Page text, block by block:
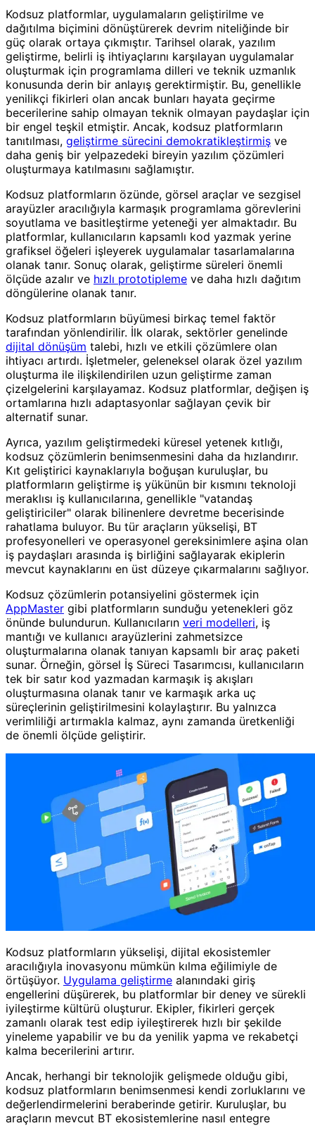
Kodsuz platformlar, uygulamaların geliştirilme ve
dağıtılma biçimini dönüştürerek devrim niteliğinde bir
güç olarak ortaya çıkmıştır. Tarihsel olarak, yazılım
geliştirme, belirli iş ihtiyaçlarını karşılayan uygulamalar
oluşturmak için programlama dilleri ve teknik uzmanlık
konusunda derin bir anlayış gerektirmiştir. Bu, genellikle
yenilikçi fikirleri olan ancak bunları hayata geçirme
becerilerine sahip olmayan teknik olmayan paydaşlar için
bir engel teşkil etmiştir. Ancak, kodsuz platformların
tanıtılması, geliştirme sürecini demokratikleştirmiş ve
daha geniş bir yelpazedeki bireyin yazılım çözümleri
oluşturmaya katılmasını sağlamıştır.
Kodsuz platformların özünde, görsel araçlar ve sezgisel
arayüzler aracılığıyla karmaşık programlama görevlerini
soyutlama ve basitleştirme yeteneği yer almaktadır. Bu
platformlar, kullanıcıların kapsamlı kod yazmak yerine
grafiksel öğeleri işleyerek uygulamalar tasarlamalarına
olanak tanır. Sonuç olarak, geliştirme süreleri önemli
ölçüde azalır ve hızlı prototipleme ve daha hızlı dağıtım
döngülerine olanak tanır.
Kodsuz platformların büyümesi birkaç temel faktör
tarafından yönlendirilir. İlk olarak, sektörler genelinde
dijital dönüşüm talebi, hızlı ve etkili çözümlere olan
ihtiyacı artırdı. İşletmeler, geleneksel olarak özel yazılım
oluşturma ile ilişkilendirilen uzun geliştirme zaman
çizelgelerini karşılayamaz. Kodsuz platformlar, değişen iş
ortamlarına hızlı adaptasyonlar sağlayan çevik bir
alternatif sunar.
Ayrıca, yazılım geliştirmedeki küresel yetenek kıtlığı,
kodsuz çözümlerin benimsenmesini daha da hızlandırır.
Kıt geliştirici kaynaklarıyla boğuşan kuruluşlar, bu
platformların geliştirme iş yükünün bir kısmını teknoloji
meraklısı iş kullanıcılarına, genellikle "vatandaş
geliştiriciler" olarak bilinenlere devretme becerisinde
rahatlama buluyor. Bu tür araçların yükselişi, BT
profesyonelleri ve operasyonel gereksinimlere aşina olan
iş paydaşları arasında iş birliğini sağlayarak ekiplerin
mevcut kaynaklarını en üst düzeye çıkarmalarını sağlıyor.
Kodsuz çözümlerin potansiyelini göstermek için
AppMaster gibi platformların sunduğu yetenekleri göz
önünde bulundurun. Kullanıcıların veri modelleri, iş
mantığı ve kullanıcı arayüzlerini zahmetsizce
oluşturmalarına olanak tanıyan kapsamlı bir araç paketi
sunar. Örneğin, görsel İş Süreci Tasarımcısı, kullanıcıların
tek bir satır kod yazmadan karmaşık iş akışları
oluşturmasına olanak tanır ve karmaşık arka uç
süreçlerinin geliştirilmesini kolaylaştırır. Bu yalnızca
verimliliği artırmakla kalmaz, aynı zamanda üretkenliği
de önemli ölçüde geliştirir.
Kodsuz platformların yükselişi, dijital ekosistemler
aracılığıyla inovasyonu mümkün kılma eğilimiyle de
örtüşüyor. Uygulama geliştirme alanındaki giriş
engellerini düşürerek, bu platformlar bir deney ve sürekli
iyileştirme kültürü oluşturur. Ekipler, fikirleri gerçek
zamanlı olarak test edip iyileştirerek hızlı bir şekilde
yineleme yapabilir ve bu da yenilik yapma ve rekabetçi
kalma becerilerini artırır.
Ancak, herhangi bir teknolojik gelişmede olduğu gibi,
kodsuz platformların benimsenmesi kendi zorluklarını ve
değerlendirmelerini beraberinde getirir. Kuruluşlar, bu
araçların mevcut BT ekosistemlerine nasıl entegre